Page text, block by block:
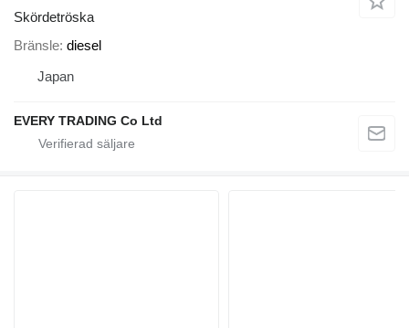
Skördetröska
Bränsle diesel
Japan
EVERY TRADING Co Ltd